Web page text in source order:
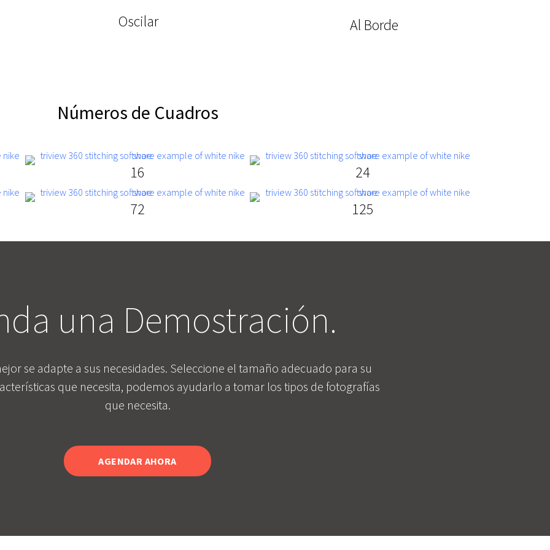
Oscilar Al Borde
Números de Cuadros
16
72
24
125
una Demostración.
se adapte a sus necesidades. Seleccione el tamaño adecuado para su
que necesita, podemos ayudarlo a tomar los tipos de fotografías
que necesita.
AGENDAR AHORA